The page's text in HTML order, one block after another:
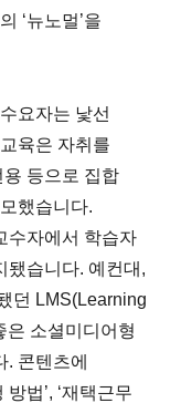
‘뉴노멀’을
요자는 낯선
육은 자취를
등으로 집합
했습니다.
수자에서 학습자
됐습니다. 예컨대,
던 LMS(Learning
은 소셜미디어형
콘텐츠에
법’, ‘재택근무